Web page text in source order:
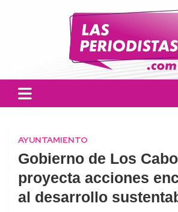
Las Periodistas
informado a la población.
AYUNTAMIENTO
Gobierno de Los
proyecta acciones
al desarrollo